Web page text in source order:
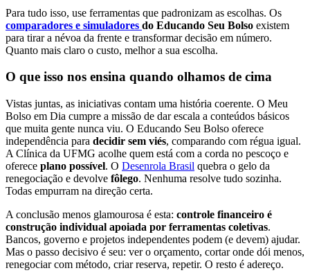
Para tudo isso, use ferramentas que padronizam as escolhas. Os
comparadores e simuladores do Educando Seu Bolso existem
para tirar a névoa da frente e transformar decisão em número.
Quanto mais claro o custo, melhor a sua escolha.
O que isso nos ensina quando olhamos de cima
Vistas juntas, as iniciativas contam uma história coerente. O Meu
Bolso em Dia cumpre a missão de dar escala a conteúdos básicos
que muita gente nunca viu. O Educando Seu Bolso oferece
independência para decidir sem viés, comparando com régua igual.
A Clínica da UFMG acolhe quem está com a corda no pescoço e
oferece plano possível. O Desenrola Brasil quebra o gelo da
renegociação e devolve fôlego. Nenhuma resolve tudo sozinha.
Todas empurram na direção certa.
A conclusão menos glamourosa é esta: controle financeiro é
construção individual apoiada por ferramentas coletivas.
Bancos, governo e projetos independentes podem (e devem) ajudar.
Mas o passo decisivo é seu: ver o orçamento, cortar onde dói menos,
renegociar com método, criar reserva, repetir. O resto é adereço.